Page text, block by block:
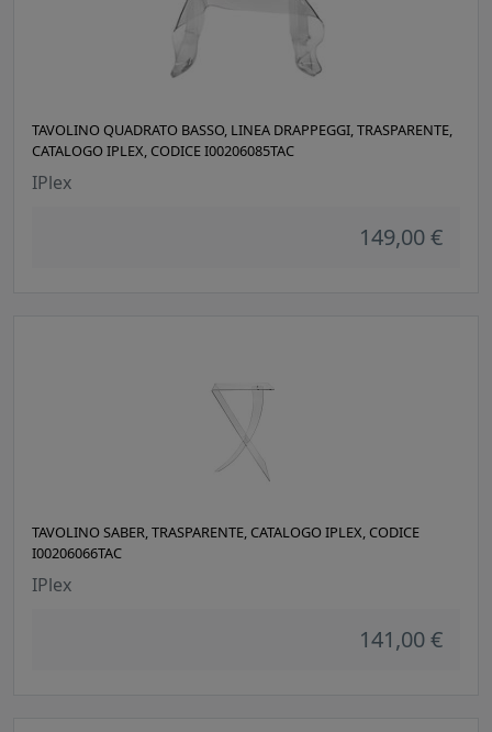
TAVOLINO QUADRATO BASSO, LINEA DRAPPEGGI, TRASPARENTE,
CATALOGO IPLEX, CODICE I00206085TAC
IPlex
149,00 €
TAVOLINO SABER, TRASPARENTE, CATALOGO IPLEX, CODICE
I00206066TAC
IPlex
141,00 €